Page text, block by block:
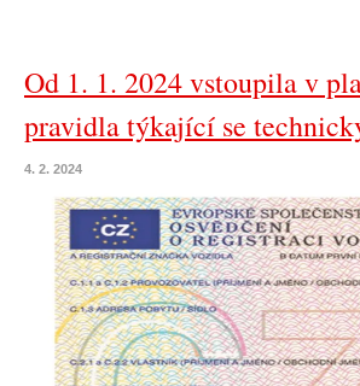
Od 1. 1. 2024 vstoupila v
pravidla týkající se
4. 2. 2024